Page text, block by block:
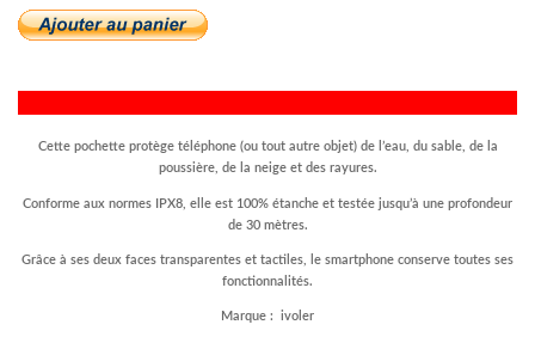
Cette pochette protège téléphone (ou tout autre objet) de l’eau, du sable, de la
poussière, de la neige et des rayures.
Conforme aux normes IPX8, elle est 100% étanche et testée jusqu’à une profondeur
de 30 mètres.
Grâce à ses deux faces transparentes et tactiles, le smartphone conserve toutes ses
fonctionnalités.
Marque : ivoler